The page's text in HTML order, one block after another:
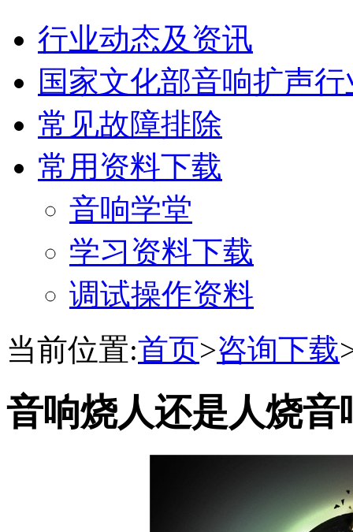
行业动态及资讯
国家文化部音响扩声
常见故障排除
常用资料下载
音响学堂
学习资料下载
调试操作资料
当前位置:首页>咨询下载
音响烧人还是人烧音